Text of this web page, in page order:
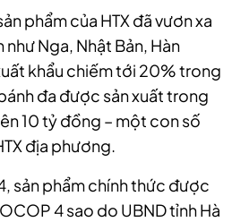
phẩm của HTX đã vươn xa
Nga, Nhật Bản, Hàn
khẩu chiếm tới 20% trong
đa được sản xuất trong
10 tỷ đồng – một con số
địa phương.
sản phẩm chính thức được
4 sao do UBND tỉnh Hà